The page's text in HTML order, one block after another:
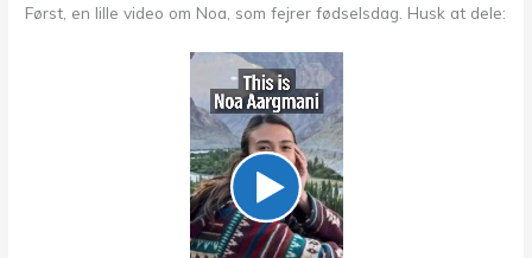
Først, en lille video om Noa, som fejrer fødselsdag. Husk at dele: